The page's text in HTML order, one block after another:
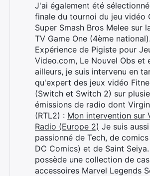
J'ai également été
finale du tournoi du jeu vidéo
Super Smash Bros Melee sur
TV Game One (4ème national).
Expérience de Pigiste pour
Video.com, Le Nouvel Obs et
ailleurs, je suis intervenu en
qu'expert des jeux vidéo
(Switch et Switch 2) sur
émissions de radio dont
(RTL2) : Mon intervention sur
Radio (Europe 2) Je suis aussi
passionné de Tech, de
DC Comics) et de Saint
possède une collection de
accessoires Marvel Legends